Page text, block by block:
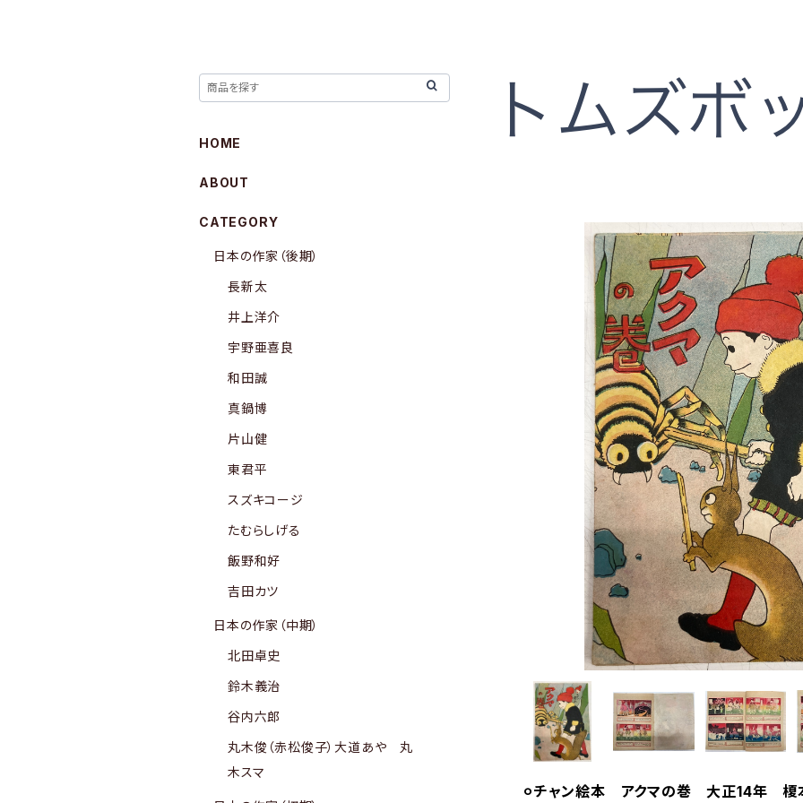
⚪︎チャン絵本 アクマの巻 大正14年 榎
HOME
ABOUT
CATEGORY
日本の作家（後期）
長新太
井上洋介
宇野亜喜良
和田誠
真鍋博
片山健
東君平
スズキコージ
たむらしげる
飯野和好
吉田カツ
日本の作家（中期）
北田卓史
鈴木義治
谷内六郎
丸木俊（赤松俊子）大道あや 丸
木スマ